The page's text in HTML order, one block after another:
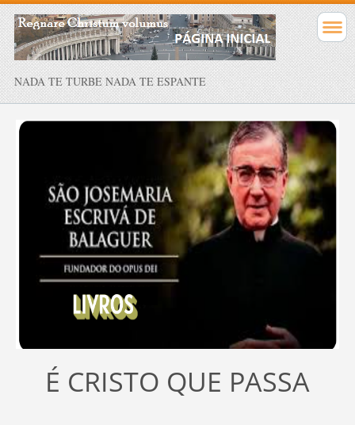
NADA TE TURBE NADA TE ESPANTE
É CRISTO QUE PASSA